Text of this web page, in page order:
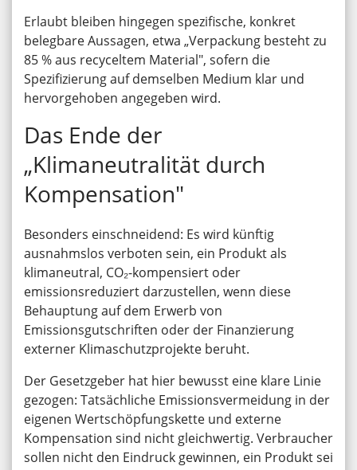
Erlaubt bleiben hingegen spezifische, konkret
belegbare Aussagen, etwa „Verpackung besteht zu
85 % aus recyceltem Material", sofern die
Spezifizierung auf demselben Medium klar und
hervorgehoben angegeben wird.
Das Ende der
„Klimaneutralität durch
Kompensation"
Besonders einschneidend: Es wird künftig
ausnahmslos verboten sein, ein Produkt als
klimaneutral, CO₂-kompensiert oder
emissionsreduziert darzustellen, wenn diese
Behauptung auf dem Erwerb von
Emissionsgutschriften oder der Finanzierung
externer Klimaschutzprojekte beruht.
Der Gesetzgeber hat hier bewusst eine klare Linie
gezogen: Tatsächliche Emissionsvermeidung in der
eigenen Wertschöpfungskette und externe
Kompensation sind nicht gleichwertig. Verbraucher
sollen nicht den Eindruck gewinnen, ein Produkt sei